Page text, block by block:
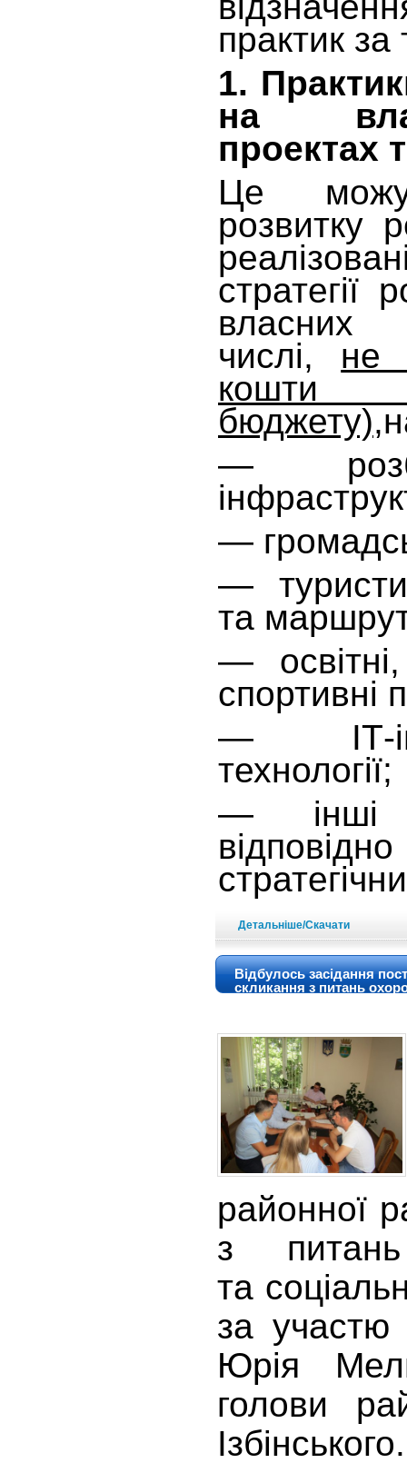
практик
1.
на
проектах
Це
розвитку
стратегії
числі, не
бюджету),
—
—
—
та
— освітні,
спортивні
— ІТ-
технології;
— інші
Детальніше/Скачати
Відбулось засідання
скликання з питань
районної
з
та
за участю
Юрія
голови
Ізбінського.